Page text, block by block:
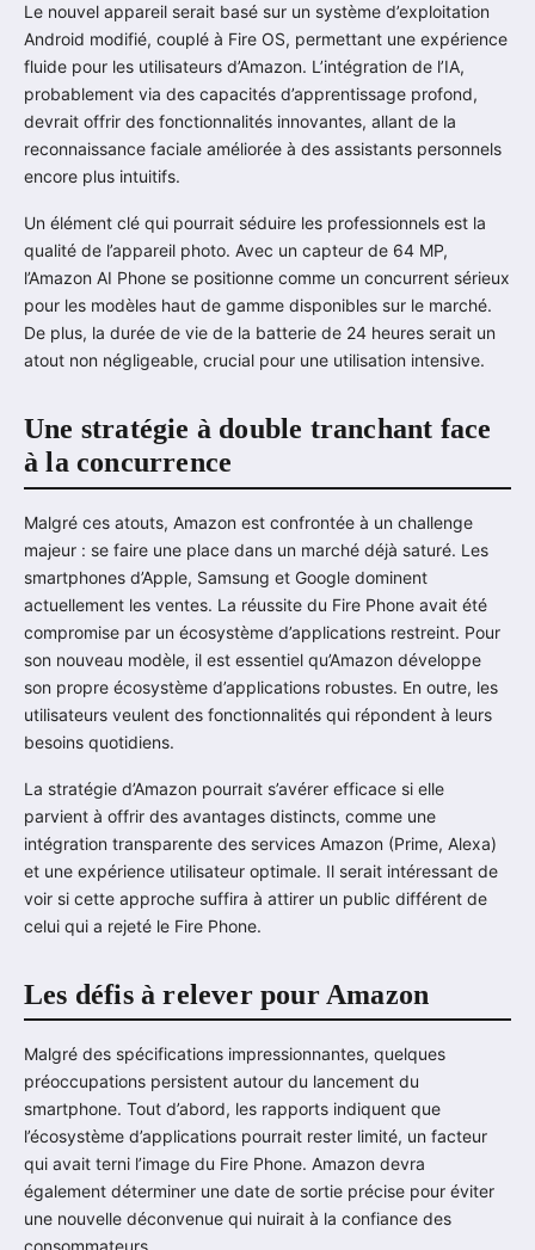
Le nouvel appareil serait basé sur un système d’exploitation
Android modifié, couplé à Fire OS, permettant une expérience
fluide pour les utilisateurs d’Amazon. L’intégration de l’IA,
probablement via des capacités d’apprentissage profond,
devrait offrir des fonctionnalités innovantes, allant de la
reconnaissance faciale améliorée à des assistants personnels
encore plus intuitifs.
Un élément clé qui pourrait séduire les professionnels est la
qualité de l’appareil photo. Avec un capteur de 64 MP,
l’Amazon AI Phone se positionne comme un concurrent sérieux
pour les modèles haut de gamme disponibles sur le marché.
De plus, la durée de vie de la batterie de 24 heures serait un
atout non négligeable, crucial pour une utilisation intensive.
Une stratégie à double tranchant face
à la concurrence
Malgré ces atouts, Amazon est confrontée à un challenge
majeur : se faire une place dans un marché déjà saturé. Les
smartphones d’Apple, Samsung et Google dominent
actuellement les ventes. La réussite du Fire Phone avait été
compromise par un écosystème d’applications restreint. Pour
son nouveau modèle, il est essentiel qu’Amazon développe
son propre écosystème d’applications robustes. En outre, les
utilisateurs veulent des fonctionnalités qui répondent à leurs
besoins quotidiens.
La stratégie d’Amazon pourrait s’avérer efficace si elle
parvient à offrir des avantages distincts, comme une
intégration transparente des services Amazon (Prime, Alexa)
et une expérience utilisateur optimale. Il serait intéressant de
voir si cette approche suffira à attirer un public différent de
celui qui a rejeté le Fire Phone.
Les défis à relever pour Amazon
Malgré des spécifications impressionnantes, quelques
préoccupations persistent autour du lancement du
smartphone. Tout d’abord, les rapports indiquent que
l’écosystème d’applications pourrait rester limité, un facteur
qui avait terni l’image du Fire Phone. Amazon devra
également déterminer une date de sortie précise pour éviter
une nouvelle déconvenue qui nuirait à la confiance des
consommateurs.